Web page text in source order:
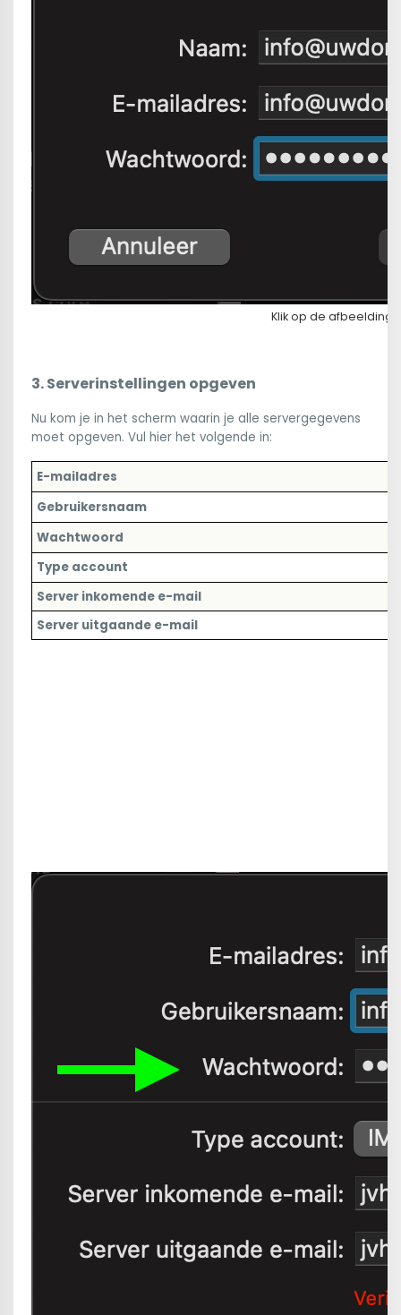
Klik op de afbeelding
3.Serverinstellingen opgeven
Nu kom je in het scherm waarin je alle servergegevens
moet opgeven. Vul hier het volgende in:
E-mailadres
Gebruikersnaam
Wachtwoord
Type account
Server inkomende e-mail
Server uitgaande e-mail